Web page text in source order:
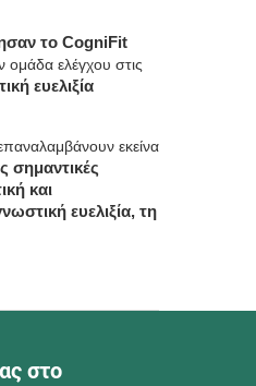
το CogniFit
ομάδα ελέγχου στις
ευελιξία
εκείνα
σημαντικές
και
ευελιξία, τη
στο